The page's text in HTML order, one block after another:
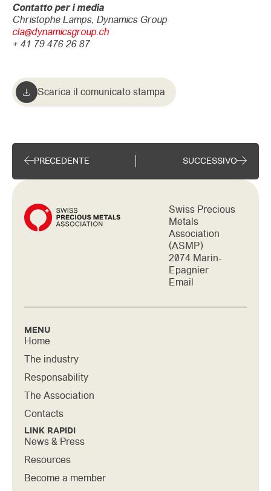
Contatto per i media
Christophe Lamps, Dynamics Group
cla@dynamicsgroup.ch
+ 41 79 476 26 87
Scarica il comunicato stampa
PRECEDENTE SUCCESSIVO
Swiss Precious
Metals
Association
(ASMP)
2074 Marin-
Epagnier
Email
MENU
Home
The industry
Responsability
The Association
Contacts
LINK RAPIDI
News & Press
Resources
Become a member